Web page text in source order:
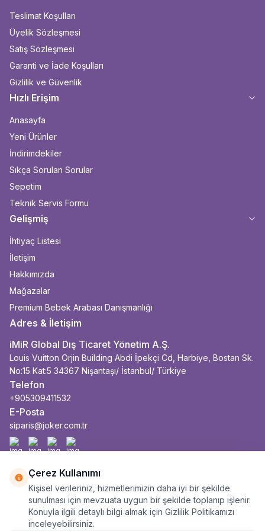
Teslimat Koşulları
Üyelik Sözleşmesi
Satış Sözleşmesi
Garanti ve İade Koşulları
Gizlilik ve Güvenlik
Hızlı Erişim
Anasayfa
Yeni Ürünler
İndirimdekiler
Sıkça Sorulan Sorular
Sepetim
Teknik Servis Formu
Gelişmiş
İhtiyaç Listesi
İletişim
Hakkımızda
Mağazalar
Premium Bebek Arabası Danışmanlığı
Adres & İletişim
iMiR Global Dış Ticaret Yönetim A.Ş.
Louis Vuitton Orjin Building Abdi İpekçi Cd, Harbiye, Bostan Sk.
No:15 Kat:5 34367 Nişantaşı/ İstanbul/ Türkiye
Telefon
+905309411532
E-Posta
siparis@joker.com.tr
Facebook
İnstagram
YoutubeLinkedin
Çerez Kullanımı
Kişisel verileriniz, hizmetlerimizin daha iyi bir şekilde
sunulması için mevzuata uygun bir şekilde toplanıp işlenir.
Konuyla ilgili detaylı bilgi almak için Gizlilik Politikamızı
inceleyebilirsiniz.